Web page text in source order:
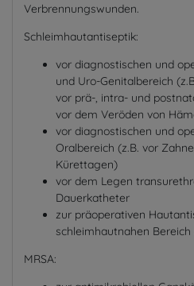
Verbrennungswunden.
Schleimhautantiseptik:
vor diagnostischen und
und Uro-Genitalbereich
vor prä-, intra- und
vor dem Veröden von
vor diagnostischen und
Oralbereich (z.B. vor
Kürettagen)
vor dem Legen
Dauerkatheter
zur präoperativen
schleimhautnahen Bereich
MRSA: